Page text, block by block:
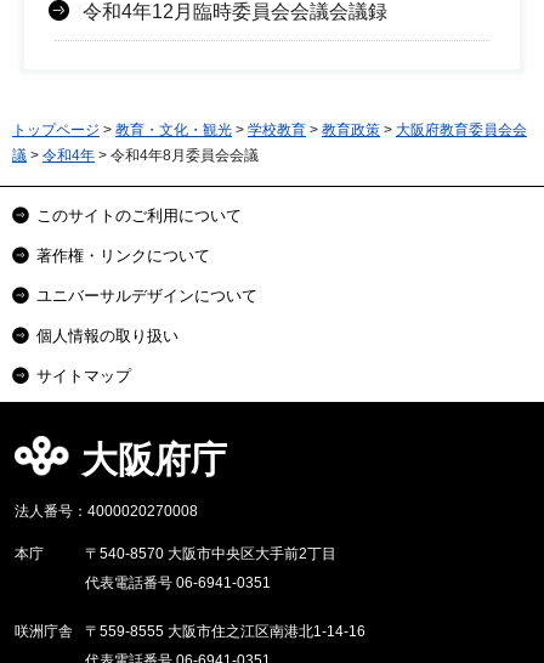
令和4年12月臨時委員会会議会議録
トップページ > 教育・文化・観光 > 学校教育 > 教育政策 > 大阪府教育委員会会
議 > 令和4年 > 令和4年8月委員会会議
このサイトのご利用について
著作権・リンクについて
ユニバーサルデザインについて
個人情報の取り扱い
サイトマップ
大阪府庁
法人番号：4000020270008
本庁
〒540-8570 大阪市中央区大手前2丁目
代表電話番号 06-6941-0351
咲洲庁舎
〒559-8555 大阪市住之江区南港北1-14-16